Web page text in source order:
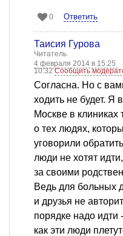
0 Ответить
Таисия Гурова
Читатель
4 февраля 2014 в 15:25
10:32Сообщить
Согласна. Но с
ходить не будет. Я
Москве в клиниках
о тех людях,
уговорили
люди не хотят
за своими
Ведь для больных
и друзья не
порядке надо идти
как эти люди